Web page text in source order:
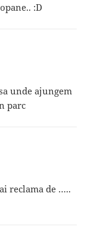
:D
unde ajungem
parc
reclama de …..